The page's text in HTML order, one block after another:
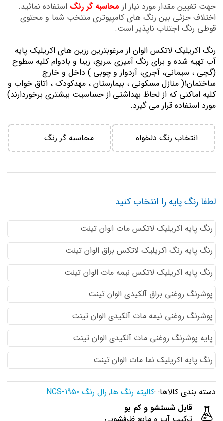
جهت تغیین مقدار مورد نیاز از محاسبه گر رنگ استفاده نمائید.
اختلاف جزئی بین رنگ های کامپیوتری منتخب شما و محتوی
قوطی رنگ اجتناب ناپذیر است.
رنگ اكريليك لاتكس الوان از مرغوبترين رزين هاي اكريليك پايه
آب تهيه شده و برای رنگ آمیزی سریع، زیبا و بادوام کلیه سطوح
(گچی ، سیمانی، آجری، آردواز و چوبی ) داخل و خارج
ساختمان1( منازل مسكوني ، بيمارستان ، مهدكودك ، اتاق خواب و
كليه اماكني كه از لحاظ بهداشتي از حساسيت بيشتري برخوردارند)
مورد استفاده قرار می گیرد.
انتخاب رنگ دلخواه محاسبه گر رنگ
لطفا رنگ پایه را انتخاب کنید
رنگ پایه اكريليك لاتكس مات الوان تینت
رنگ پایه رنگ اكريليك لاتكس براق الوان تینت
رنگ پایه اكريليك لاتكس نيمه مات الوان تینت
پوشرنگ روغنی براق آلکیدی الوان تینت
پوشرنگ روغنی نیمه مات آلکیدی الوان تینت
پایه پوشرنگ روغنی مات آلکیدی الوان تینت
رنگ پایه اکریلیک نما مات الوان تینت
دسته بندی کالاها: :کالیته رنگ ها, رال رنگ NCS-1950
قابل شستشو و کم بو